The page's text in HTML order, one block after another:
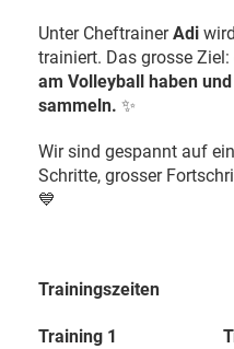
Unter CheftrainerAdi
trainiert. Das grosse Ziel:
am Volleyball haben
sammeln. ✨
Wir sind gespannt auf
Schritte, grosser
💙
Trainingszeiten
Training 1